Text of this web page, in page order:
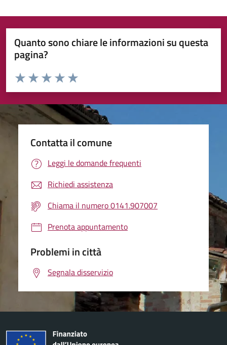
Quanto sono chiare le informazioni su questa
pagina?
Valuta da 1 a 5 stelle la pagina
Valuta 5 stelle su 5
Valuta 4 stelle su 5
Valuta 3 stelle su 5
Valuta 2 stelle su 5
Valuta 1 stelle su 5
Contatta il comune
Leggi le domande frequenti
Richiedi assistenza
Chiama il numero 0141.907007
Prenota appuntamento
Problemi in città
Segnala disservizio